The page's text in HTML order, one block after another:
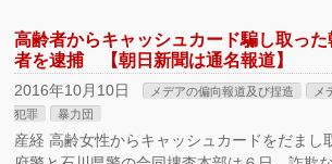
高齢者からキャッシュカード騙し取っ
者を逮捕 【朝日新聞は通名報道】
2016年10月10日 メデアの偏向報道及び捏造 メ
犯罪
暴力団
産経 高齢女性からキャッシュカードをだまし